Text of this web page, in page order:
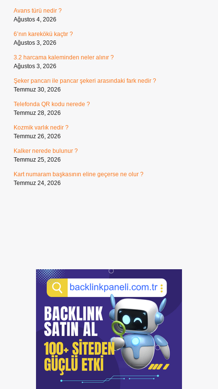
Avans türü nedir ?
Ağustos 4, 2026
6’nın karekökü kaçtır ?
Ağustos 3, 2026
3.2 harcama kaleminden neler alınır ?
Ağustos 3, 2026
Şeker pancarı ile pancar şekeri arasındaki fark nedir ?
Temmuz 30, 2026
Telefonda QR kodu nerede ?
Temmuz 28, 2026
Kozmik varlık nedir ?
Temmuz 26, 2026
Kalker nerede bulunur ?
Temmuz 25, 2026
Kart numaram başkasının eline geçerse ne olur ?
Temmuz 24, 2026